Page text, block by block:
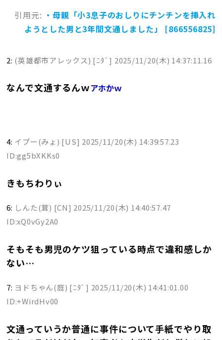
引用元: ・母親「小3息子のおしりにチンチンを挿入れ
ようとした男と3年間文通しました」 [866556825]
2: (英雄都市アレックス) [ﾆﾀﾞ] 2025/11/20(木) 14:37:11.16
なんで文通するんｗアホかｗ
4: イプー(みょ) [US] 2025/11/20(木) 14:39:57.23
ID:gg5bXKKs0
きもちわりぃ
6: しんた(茸) [CN] 2025/11/20(木) 14:40:57.47
ID:xQ0vGy2A0
そもそも男児のケツ狙っている時点で違和感しか
ない…
7: ヨドちゃん(庭) [ﾆﾀﾞ] 2025/11/20(木) 14:41:01.00
ID:+WirdHv00
文通っていうか普通に事件について手紙でやり取